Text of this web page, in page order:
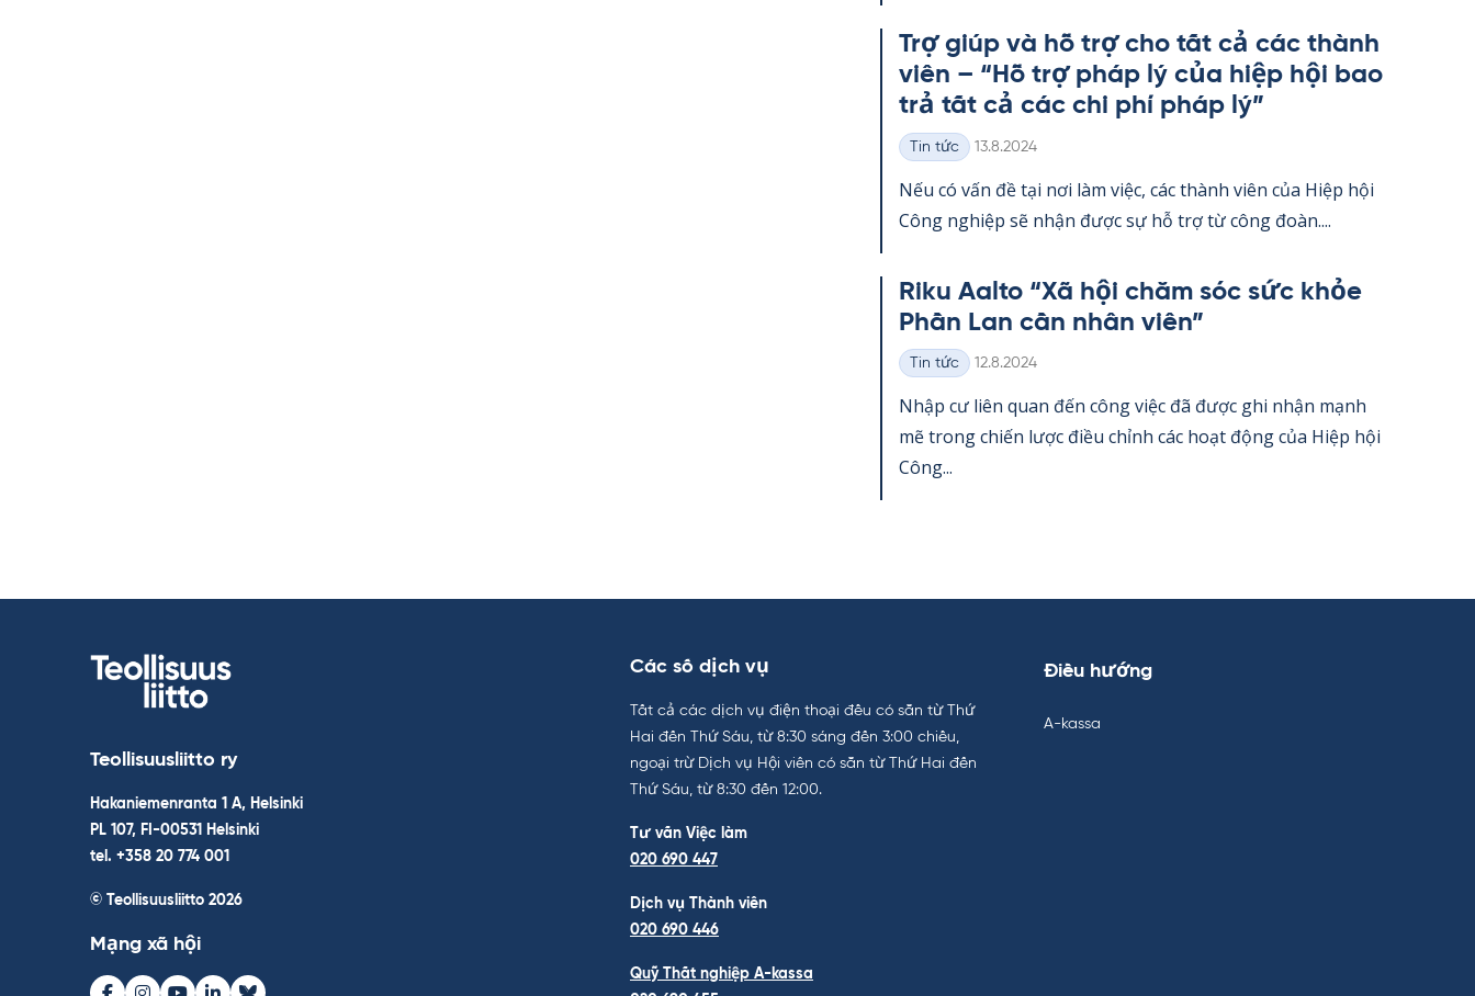
Trợ giúp và hỗ trợ cho tất cả các thành
viên – “Hỗ trợ pháp lý của hiệp hội bao
trả tất cả các chi phí pháp lý”
Thể
loại
Tin tức Kirjoitettu
13.8.2024
Nếu có vấn đề tại nơi làm việc, các thành viên của Hiệp hội
Công ng­hiệp sẽ nhận được sự hỗ trợ từ công đoàn....
Riku Aalto “Xã hội chăm sóc sức khỏe
Phần Lan cần nhân viên”
Thể
loại
Tin tức Kirjoitettu
12.8.2024
Nhập cư liên quan đến công việc đã được ghi nhận mạnh
mẽ trong chiến lược điều chỉnh các hoạt động của Hiệp hội
Công...
Teollisuusliitto ry
Hakaniemenranta 1 A, Helsinki
PL 107, FI-00531 Helsinki
tel. +358 20 774 001
© Teollisuusliitto 2026
Mạng xã hội
Các số dịch vụ
Tất cả các dịch vụ điện thoại đều có sẵn từ Thứ
Hai đến Thứ Sáu, từ 8:30 sáng đến 3:00 chiều,
ngoại trừ Dịch vụ Hội viên có sẵn từ Thứ Hai đến
Thứ Sáu, từ 8:30 đến 12:00.
Tư vấn Việc làm
020 690 447
Dịch vụ Thành viên
020 690 446
Quỹ Thất nghiệp A-kassa
Điều hướng
A-kassa